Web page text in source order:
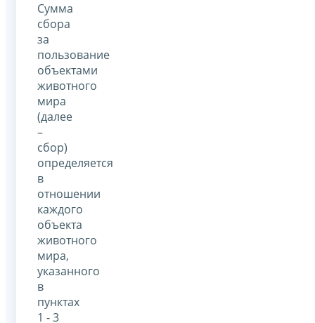
Сумма
сбора
за
пользование
объектами
животного
мира
(далее
–
сбор)
определяется
в
отношении
каждого
объекта
животного
мира,
указанного
в
пунктах
1 - 3